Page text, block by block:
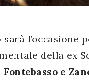
sarà
della ex
e